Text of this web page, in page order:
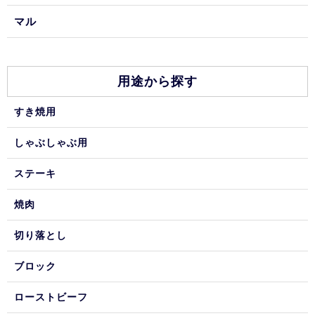
マル
用途から探す
すき焼用
しゃぶしゃぶ用
ステーキ
焼肉
切り落とし
ブロック
ローストビーフ